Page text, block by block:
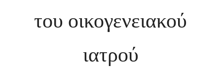
του οικογενειακού
ιατρού